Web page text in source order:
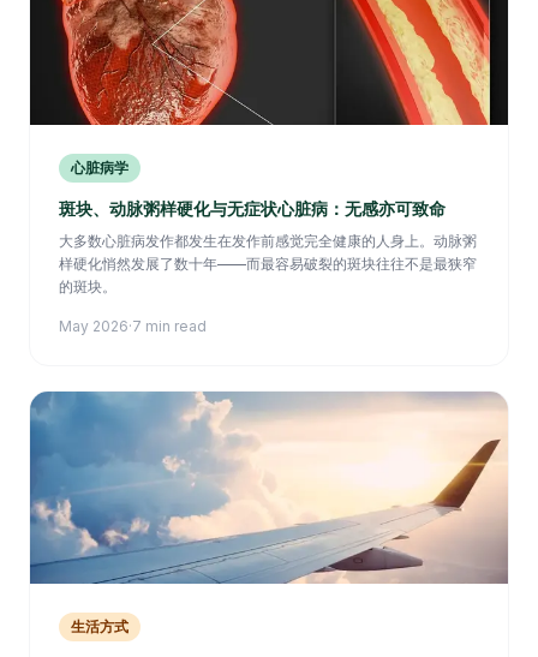
心脏病学
斑块、动脉粥样硬化与无症状心脏病：无感亦可致命
大多数心脏病发作都发生在发作前感觉完全健康的人身上。动脉粥
样硬化悄然发展了数十年——而最容易破裂的斑块往往不是最狭窄
的斑块。
May 2026·7 min read
生活方式